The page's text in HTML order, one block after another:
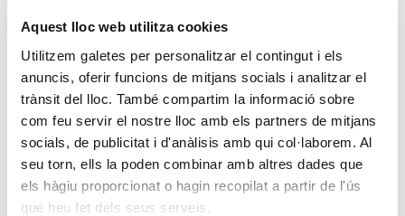
Aquest lloc web utilitza cookies
Utilitzem galetes per personalitzar el contingut i els
anuncis, oferir funcions de mitjans socials i analitzar el
trànsit del lloc. També compartim la informació sobre
com feu servir el nostre lloc amb els partners de mitjans
socials, de publicitat i d'anàlisis amb qui col·laborem. Al
seu torn, ells la poden combinar amb altres dades que
els hàgiu proporcionat o hagin recopilat a partir de l'ús
que heu fet dels seus serveis.
L’Eucaristia va acabar amb el Virolai i l’Arquebisbe Joan
Josep Omella saludant amb afecte els assistents a la
sortida de l’església.
A les dues del migdia es va fer el dinar als locals
parroquials, que es van omplir de menjars diferents,
parlars diferents i desitjos i somnis comuns: quetots ens
sentim germans, vinguem d’on vinguem